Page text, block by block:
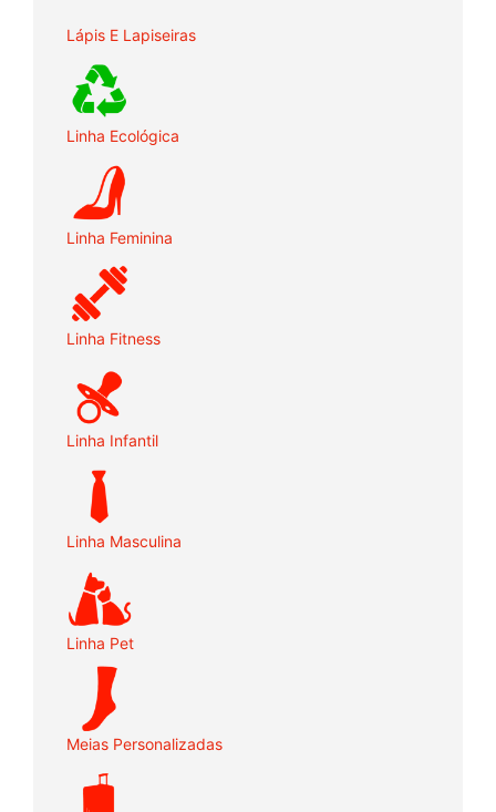
Lápis E Lapiseiras
Linha Ecológica
Linha Feminina
Linha Fitness
Linha Infantil
Linha Masculina
Linha Pet
Meias Personalizadas